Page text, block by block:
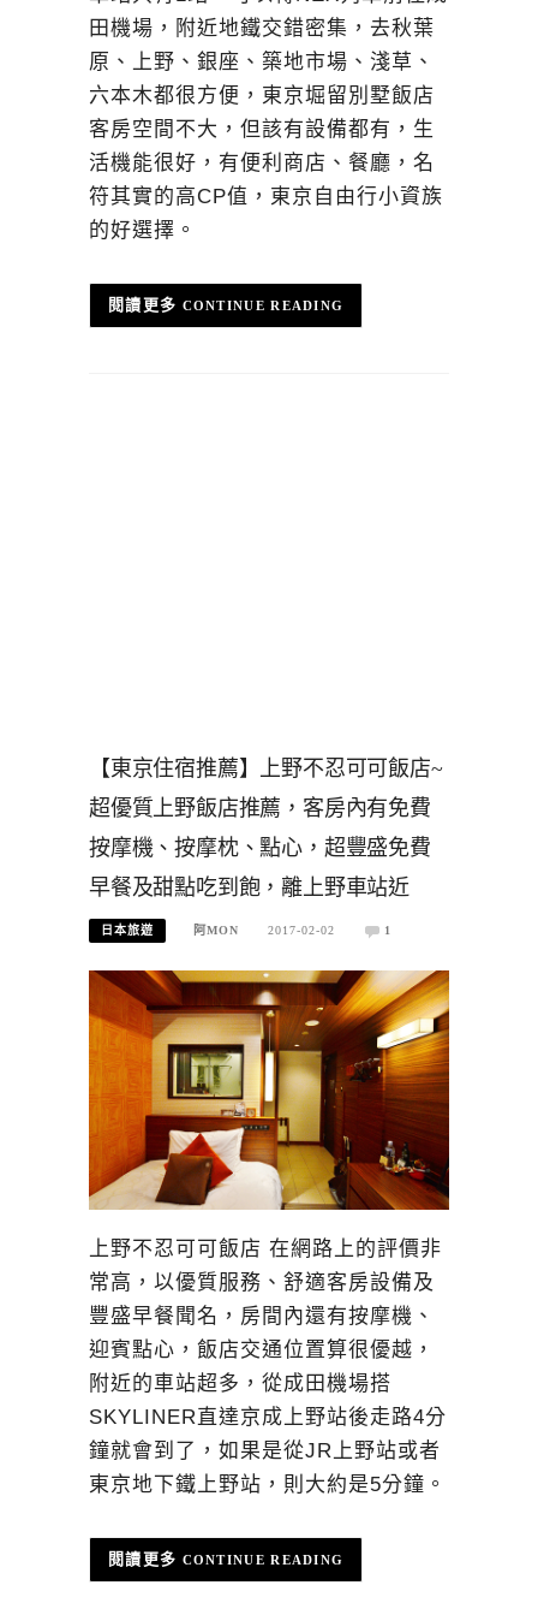
田機場，附近地鐵交錯密集，去秋葉
原、上野、銀座、築地市場、淺草、
六本木都很方便，東京堀留別墅飯店
客房空間不大，但該有設備都有，生
活機能很好，有便利商店、餐廳，名
符其實的高CP值，東京自由行小資族
的好選擇。
CONTINUE READING
【東京住宿推薦】上野不忍可可飯店~
超優質上野飯店推薦，客房內有免費
按摩機、按摩枕、點心，超豐盛免費
早餐及甜點吃到飽，離上野車站近
日本旅遊 阿MON 2017-02-02 1
上野不忍可可飯店 在網路上的評價非
常高，以優質服務、舒適客房設備及
豐盛早餐聞名，房間內還有按摩機、
迎賓點心，飯店交通位置算很優越，
附近的車站超多，從成田機場搭
SKYLINER直達京成上野站後走路4分
鐘就會到了，如果是從JR上野站或者
東京地下鐵上野站，則大約是5分鐘。
CONTINUE READING